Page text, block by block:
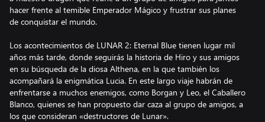
hacer frente al temible Emperador Mágico y frustrar sus planes
de conquistar el mundo.
Los acontecimientos de LUNAR 2: Eternal Blue tienen lugar mil
años más tarde, donde seguirás la historia de Hiro y sus amigos
en su búsqueda de la diosa Althena, en la que también los
acompañará la enigmática Lucia. En este largo viaje habrán de
enfrentarse a muchos enemigos, como Borgan y Leo, el Caballero
Blanco, quienes se han propuesto dar caza al grupo de amigos, a
los que consideran «destructores de Lunar».